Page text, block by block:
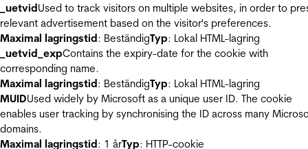
_uetvidUsed to track visitors on multiple websites, in order to
relevant advertisement based on the visitor's preferences.
Maximal lagringstid: BeständigTyp: Lokal HTML-lagring
_uetvid_expContains the expiry-date for the cookie with
corresponding name.
Maximal lagringstid: BeständigTyp: Lokal HTML-lagring
MUIDUsed widely by Microsoft as a unique user ID. The cookie
enables user tracking by synchronising the ID across many
domains.
Maximal lagringstid: 1 årTyp: HTTP-cookie